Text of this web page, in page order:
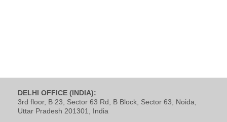
DELHI OFFICE (INDIA):
3rd floor, B 23, Sector 63 Rd, B Block, Sector 63, Noida,
Uttar Pradesh 201301, India